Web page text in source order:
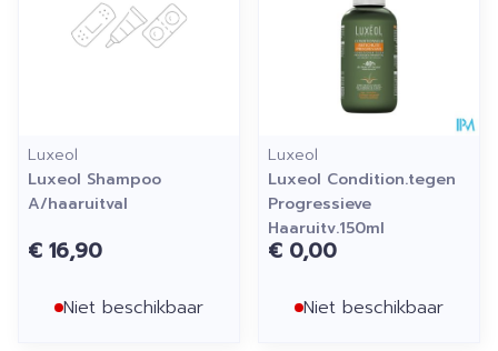
Luxeol
Luxeol Shampoo
A/haaruitval
€ 16,90
Niet beschikbaar
Luxeol
Luxeol Condition.tegen
Progressieve
Haaruitv.150ml
€ 0,00
Niet beschikbaar